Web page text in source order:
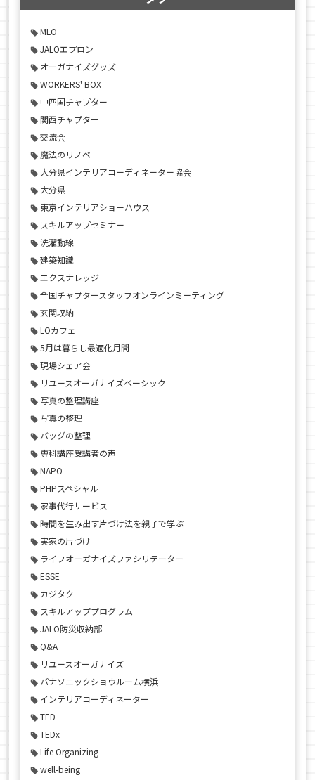
MLO
JALOエプロン
オーガナイズグッズ
WORKERS' BOX
中四国チャプター
関西チャプター
交流会
魔法のリノベ
大分県インテリアコーディネーター協会
大分県
東京インテリアショーハウス
スキルアップセミナー
洗濯動線
建築知識
エクスナレッジ
全国チャプタースタッフオンラインミーティング
玄関収納
LOカフェ
5月は暮らし最適化月間
現場シェア会
リユースオーガナイズベーシック
写真の整理講座
写真の整理
バッグの整理
専科講座受講者の声
NAPO
PHPスペシャル
家事代行サービス
時間を生み出す片づけ法を親子で学ぶ
実家の片づけ
ライフオーガナイズファシリテーター
ESSE
カジタク
スキルアッププログラム
JALO防災収納部
Q&A
リユースオーガナイズ
パナソニックショウルーム横浜
インテリアコーディネーター
TED
TEDx
Life Organizing
well-being